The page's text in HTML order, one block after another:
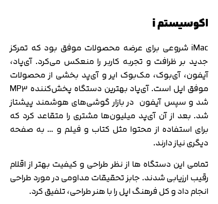
اکوسیستم i
iMac شروعی برای عرضه محصولات موفق بود که تمرکز
جدید بر ظرافت و تجربه کاربر را منعکس می‌کرد. آی‌پاد،
آیفون، آی‌بوک، مک‌بوک ایر و آی‌پد بخشی از محصولات
موفق اپل است. آی‌پاد بهترین دستگاه پخش‌کننده MP3
شد و سپس آیفون در بازار گوشی‌های هوشمند پیشتاز
شد. بعد از آن آی‌پد میلیون‌ها مشتری را متقاعد کرد که
برای استفاده از محتوا مثل کتاب و فیلم و … به صفحه
دیگری نیاز دارند.
تمامی این دستگاه ها از نظر طراحی و کیفیت بهتر از اقلام
رقیب ارزیابی شدند. جابز تحقیقات مداومی در مورد طراحی
انجام داد و کل فرهنگ اپل را با هنر طراحی، تلفیق کرد.